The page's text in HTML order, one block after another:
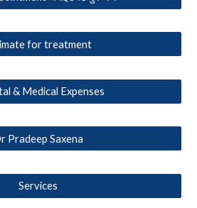
for treatment
& Medical Expenses
Pradeep Saxena
Services